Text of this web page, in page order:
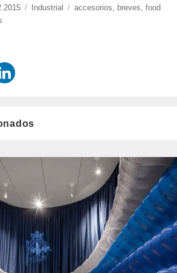
author/cristobal-
Categorías
Industrial Etiquetas
accesorios, breves,food